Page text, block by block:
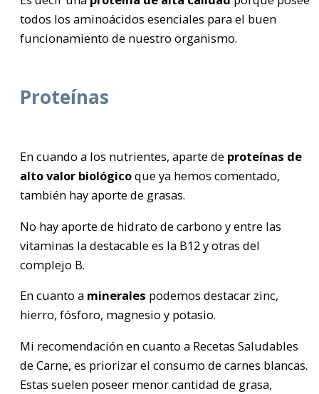
todos los aminoácidos esenciales para el buen
funcionamiento de nuestro organismo.
Proteínas
En cuando a los nutrientes, aparte de proteínas de
alto valor biológicoque ya hemos comentado,
también hay aporte de grasas.
No hay aporte de hidrato de carbono y entre las
vitaminas la destacable es la B12 y otras del
complejo B.
En cuanto a minerales podemos destacar zinc,
hierro, fósforo, magnesio y potasio.
Mi recomendación en cuanto a Recetas Saludables
de Carne, es priorizar el consumo de carnes blancas.
Estas suelen poseer menor cantidad de grasa,